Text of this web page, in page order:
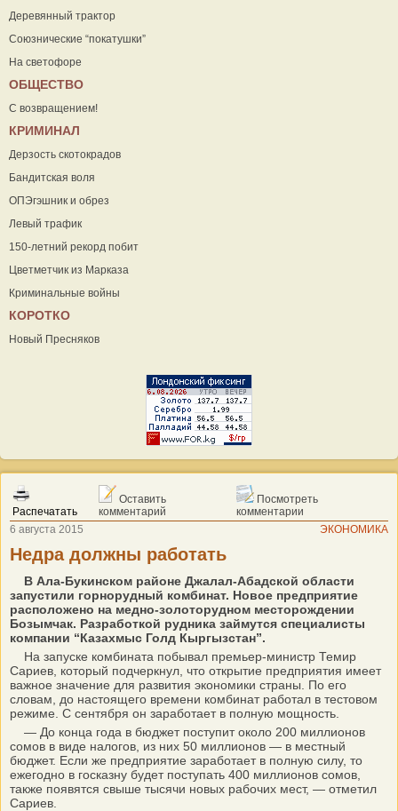
Деревянный трактор
Союзнические “покатушки”
На светофоре
ОБЩЕСТВО
С возвращением!
КРИМИНАЛ
Дерзость скотокрадов
Бандитская воля
ОПЭгэшник и обрез
Левый трафик
150-летний рекорд побит
Цветметчик из Марказа
Криминальные войны
КОРОТКО
Новый Пресняков
Распечатать
Оставить
комментарий
Посмотреть
комментарии
6 августа 2015
ЭКОНОМИКА
Недра должны работать
В Ала-Букинском районе Джалал-Абадской области
запустили горнорудный комбинат. Новое предприятие
расположено на медно-золоторудном месторождении
Бозымчак. Разработкой рудника займутся специалисты
компании “Казахмыс Голд Кыргызстан”.
На запуске комбината побывал премьер-министр Темир
Сариев, который подчеркнул, что открытие предприятия имеет
важное значение для развития экономики страны. По его
словам, до настоящего времени комбинат работал в тестовом
режиме. С сентября он заработает в полную мощность.
— До конца года в бюджет поступит около 200 миллионов
сомов в виде налогов, из них 50 миллионов — в местный
бюджет. Если же предприятие заработает в полную силу, то
ежегодно в госказну будет поступать 400 миллионов сомов,
также появятся свыше тысячи новых рабочих мест, — отметил
Сариев.